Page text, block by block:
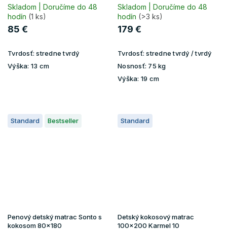
Skladom | Doručíme do 48
hodín (1 ks)
85 €
Tvrdosť: stredne tvrdý
Výška: 13 cm
Skladom | Doručíme do 48
hodín (>3 ks)
179 €
Tvrdosť: stredne tvrdý / tvrdý
Nosnosť: 75 kg
Výška: 19 cm
Standard Bestseller
Penový detský matrac Sonto s
kokosom 80x180
Standard
Detský kokosový matrac
100x200 Karmel 10